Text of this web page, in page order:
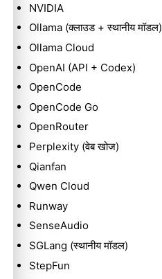
NVIDIA
Ollama (क्लाउड + स्थानीय मॉडल)
Ollama Cloud
OpenAI (API + Codex)
OpenCode
OpenCode Go
OpenRouter
Perplexity (वेब खोज)
Qianfan
Qwen Cloud
Runway
SenseAudio
SGLang (स्थानीय मॉडल)
StepFun